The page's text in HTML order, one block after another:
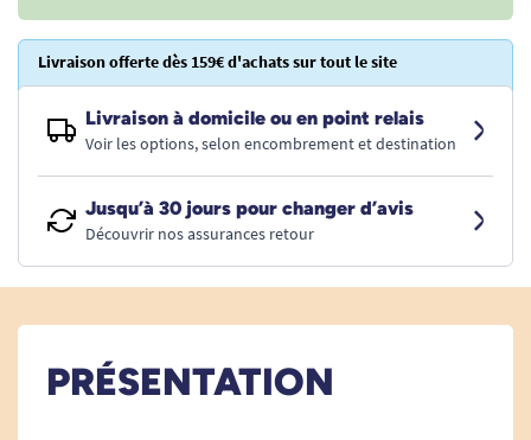
Livraison offerte dès 159€ d'achats sur tout le site
Livraison à domicile ou en point relais
Voir les options, selon encombrement et destination
Jusqu’à 30 jours pour changer d’avis
Découvrir nos assurances retour
PRÉSENTATION